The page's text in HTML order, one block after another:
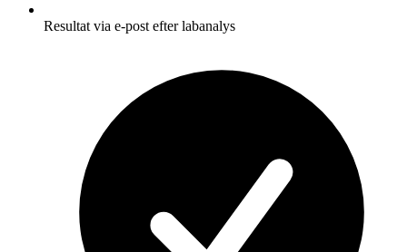
Resultat via e-post efter labanalys